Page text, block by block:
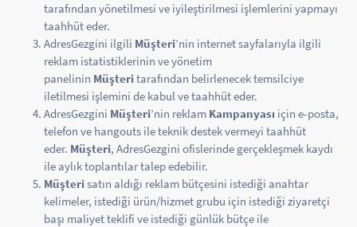
tarafından yönetilmesi ve iyileştirilmesi işlemlerini yapmayı
taahhüt eder.
AdresGezgini ilgili Müşteri’nin internet sayfalarıyla ilgili
reklam istatistiklerinin ve yönetim
panelinin Müşteritarafından belirlenecek temsilciye
iletilmesi işlemini de kabul ve taahhüt eder.
AdresGezgini Müşteri’nin reklam Kampanyası için e-posta,
telefon ve hangouts ile teknik destek vermeyi taahhüt
eder. Müşteri, AdresGezgini ofislerinde gerçekleşmek kaydı
ile aylık toplantılar talep edebilir.
Müşterisatın aldığı reklam bütçesini istediği anahtar
kelimeler, istediği ürün/hizmet grubu için istediği ziyaretçi
başı maliyet teklifi ve istediği günlük bütçe ile